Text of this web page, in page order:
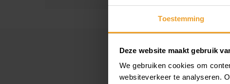
Toestemming
Deze website maakt gebruik
We gebruiken cookies om
websiteverkeer te analyseren.